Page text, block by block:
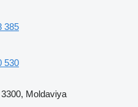
385
530
Moldaviya